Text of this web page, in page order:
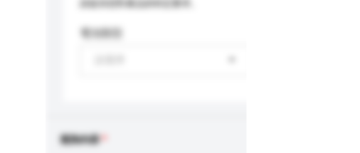
電池類型
查詢內容